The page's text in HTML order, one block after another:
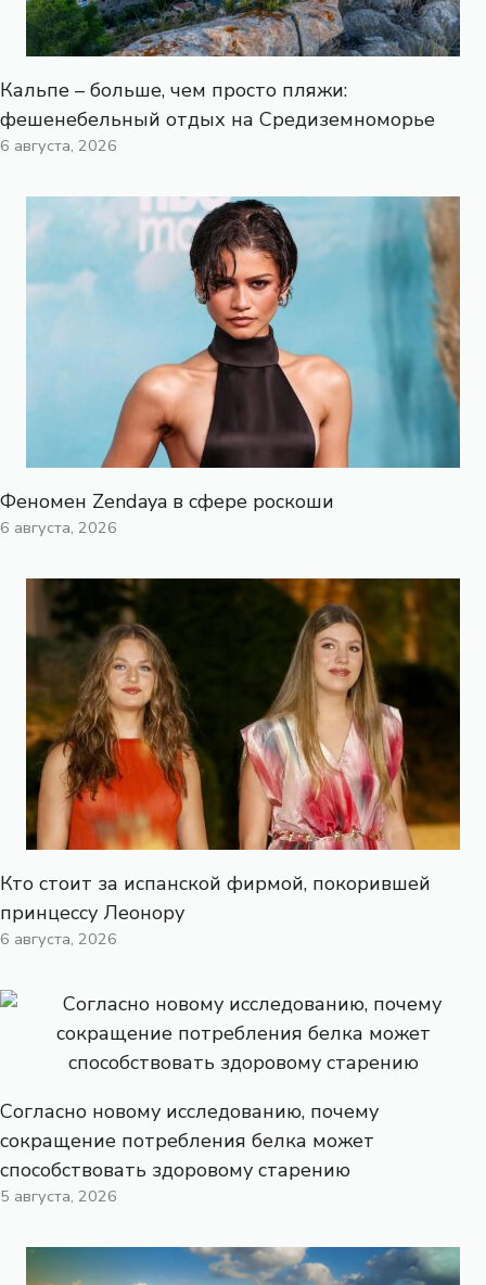
Кальпе – больше, чем просто пляжи:
фешенебельный отдых на Средиземноморье
6 августа, 2026
Феномен Zendaya в сфере роскоши
6 августа, 2026
Кто стоит за испанской фирмой, покорившей
принцессу Леонору
6 августа, 2026
Согласно новому исследованию, почему
сокращение потребления белка может
способствовать здоровому старению
5 августа, 2026